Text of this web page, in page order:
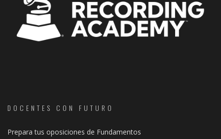
DOCENTES CON FUTURO
Prepara tus oposiciones de Fundamentos